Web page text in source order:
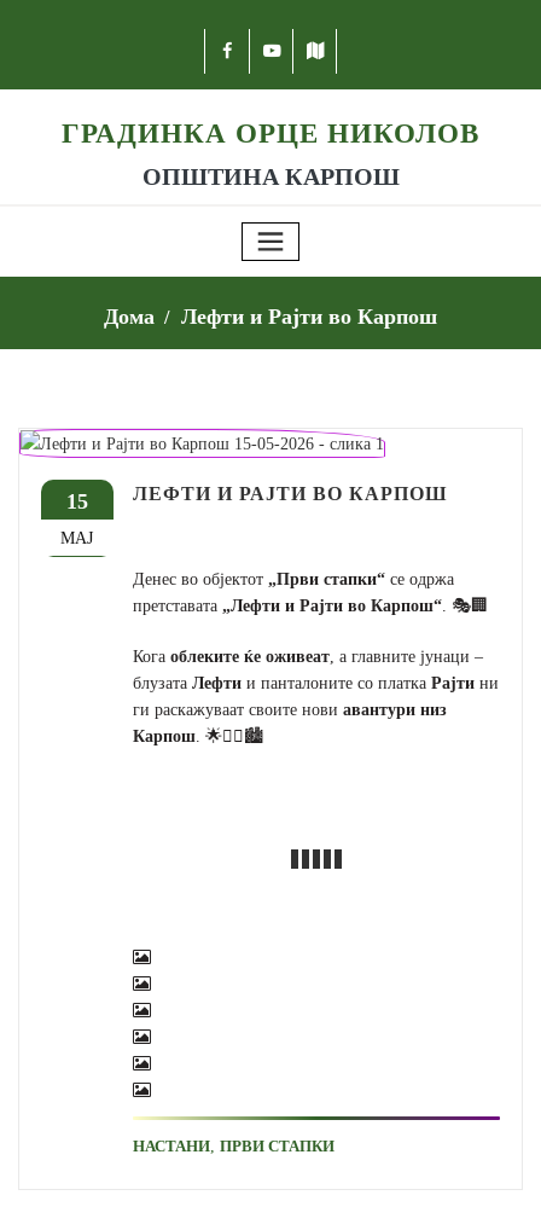
ГРАДИНКА ОРЦЕ НИКОЛОВ
ОПШТИНА КАРПОШ
Дома Лефти и Рајти во Карпош
15
МАЈ
ЛЕФТИ И РАЈТИ ВО КАРПОШ
Денес во објектот„Први стапки“ се одржа
претставата„Лефти и Рајти во Карпош“ . 🎭🏢
Когаоблеките ќе оживеат , а главните јунаци –
блузатаЛефти и панталоните со платкаРајти ни
ги раскажуваат своите новиавантури низ
Карпош . 🌟🚶‍♂️🏙️
НАСТАНИ ,ПРВИ СТАПКИ